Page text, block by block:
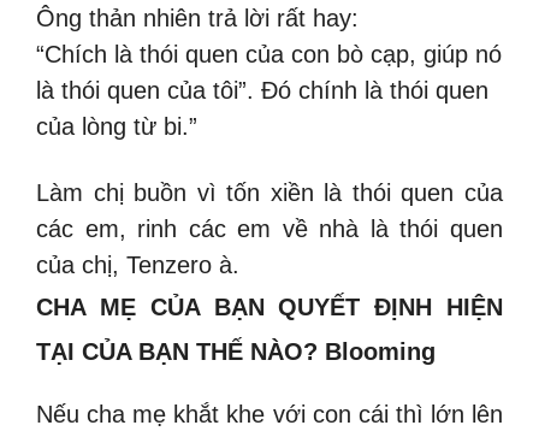
Ông thản nhiên trả lời rất hay:
“Chích là thói quen của con bò cạp, giúp nó
là thói quen của tôi”. Đó chính là thói quen
của lòng từ bi.”
Làm chị buồn vì tốn xiền là thói quen của
các em, rinh các em về nhà là thói quen
của chị, Tenzero à.
CHA MẸ CỦA BẠN QUYẾT ĐỊNH HIỆN
TẠI CỦA BẠN THẾ NÀO? Blooming
Nếu cha mẹ khắt khe với con cái thì lớn lên